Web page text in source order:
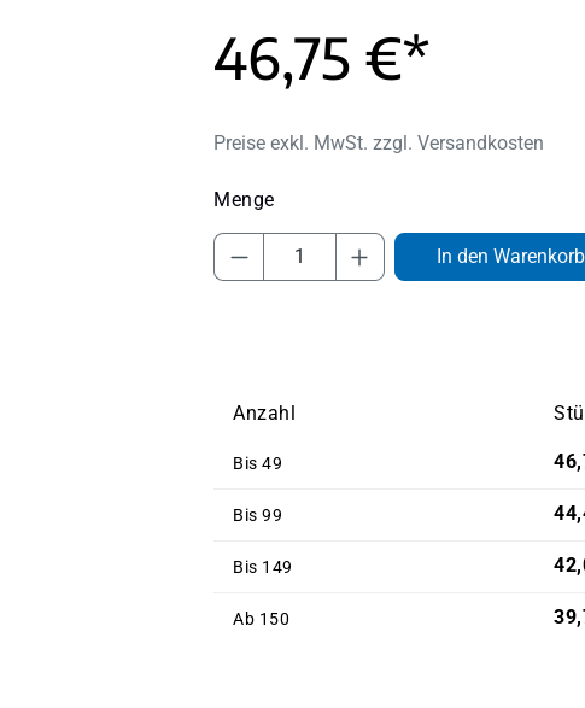
46,75 €*
Preise exkl. MwSt. zzgl. Versandkosten
Produkt Anzahl: Gib den
In den Warenkorb
Anzahl
Bis 49
Bis 99
Bis 149
Ab 150